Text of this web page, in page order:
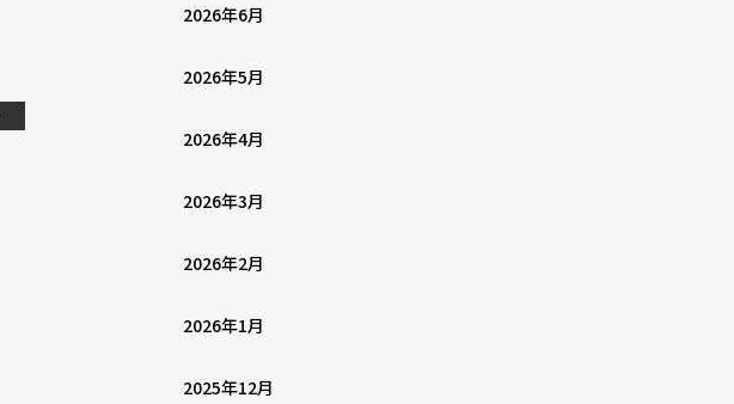
2026年6月
2026年5月
2026年4月
2026年3月
2026年2月
2026年1月
2025年12月